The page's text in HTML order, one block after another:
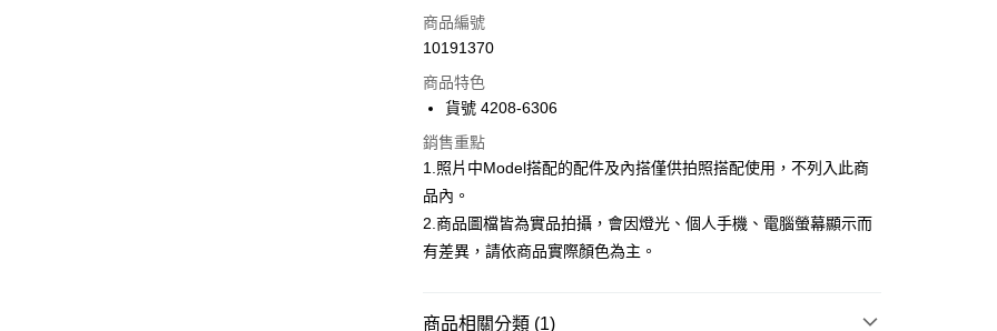
信用卡一次付款
Apple Pay
ATM付款
運送方式
全家取貨付款
付款後全家取貨
商品編號
10191370
商品特色
貨號 4208-6306
銷售重點
1.照片中Model搭配的配件及內搭僅供拍照搭配使用，不列入此商
品內。
2.商品圖檔皆為實品拍攝，會因燈光、個人手機、電腦螢幕顯示而
有差異，請依商品實際顏色為主。
商品相關分類 (1)